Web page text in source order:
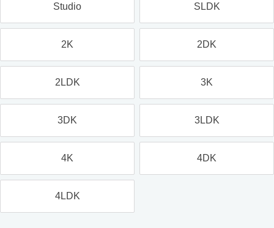
Studio SLDK
2K 2DK
2LDK 3K
3DK 3LDK
4K 4DK
4LDK